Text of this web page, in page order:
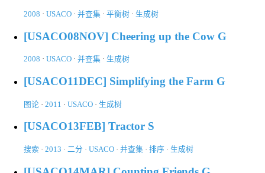
2008 · USACO · 并查集 · 平衡树 · 生成树
[USACO08NOV] Cheering up the Cow G
2008 · USACO · 并查集 · 生成树
[USACO11DEC] Simplifying the Farm G
图论 · 2011 · USACO · 生成树
[USACO13FEB] Tractor S
搜索 · 2013 · 二分 · USACO · 并查集 · 排序 · 生成树